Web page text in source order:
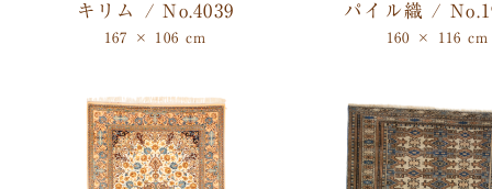
キリム / No.4039
167 × 106 cm
パイル織 /
160 × 116 cm